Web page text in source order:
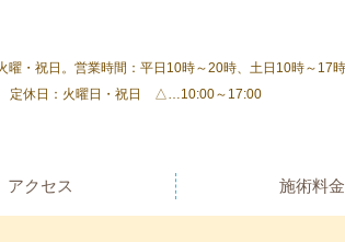
定休日：火曜日・祝日 △…10:00～17:00
アクセス 施術料金